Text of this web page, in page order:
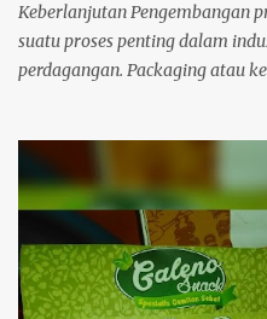
Keberlanjutan Pengembangan
suatu proses penting dalam
perdagangan. Packaging atau
konsumen, memenuhi
keberlanjutan lingkungan.
mengeksplorasi pentingnya
tren terkini, dan langkah-
meningkatkan nilai dan
Pertama-tama, penting untuk